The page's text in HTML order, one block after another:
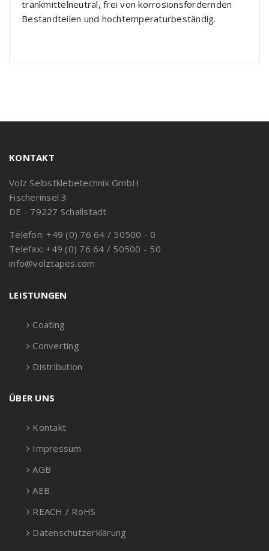
tränkmittelneutral, frei von korrosionsfördernden
Bestandteilen und hochtemperaturbeständig.
KONTAKT
Volz Selbstklebetechnik GmbH
Fischerinsel 3
DE - 79227 Schallstadt
Telefon: +49 (0) 76 64 / 50500 - 0
Telefax: +49 (0) 76 64 / 50500 - 50
info@volztapes.com
LEISTUNGEN
Coating
Converting
Distribution
ÜBER UNS
Kontakt
Impressum
AGB
AEB
REACH / RoHS
Datenschutzerklärung